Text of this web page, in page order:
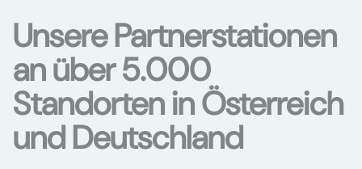
Unsere Partnerstationen
an über 5.000
Standorten in Österreich
und Deutschland